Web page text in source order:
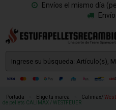
Envíos el mismo día
Portada Elige tu marca Calimax/
de pellets CALIMAX / WESTFEUER